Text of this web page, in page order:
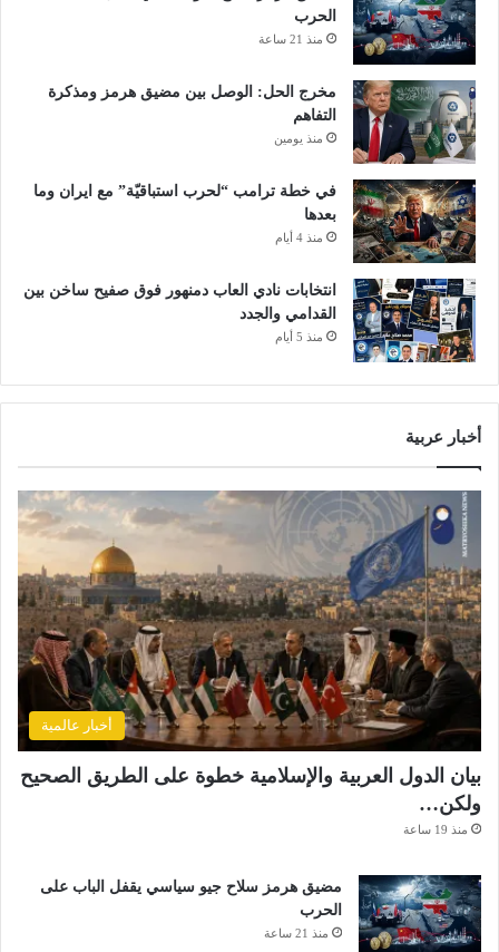
ج
ز
ر
الحرب
منذ 21 ساعة
مخرج الحل: الوصل بين مضيق هرمز ومذكرة
التفاهم
منذ يومين
في خطة ترامب “لحرب استباقيّة” مع ايران وما
بعدها
منذ 4 أيام
انتخابات نادي العاب دمنهور فوق صفيح ساخن بين
القدامي والجدد
منذ 5 أيام
أخبار عربية
أخبار عالمية
بيان الدول العربية والإسلامية خطوة على الطريق الصحيح
ولكن…
منذ 19 ساعة
مضيق هرمز سلاح جيو سياسي يقفل الباب على
الحرب
منذ 21 ساعة